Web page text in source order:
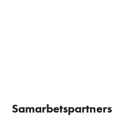
Samarbetspartners